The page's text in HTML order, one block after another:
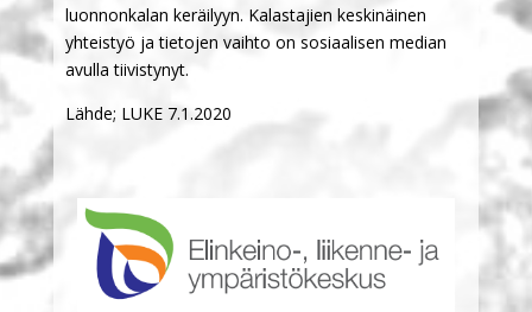
luonnonkalan keräilyyn. Kalastajien keskinäinen
yhteistyö ja tietojen vaihto on sosiaalisen median
avulla tiivistynyt.
Lähde; LUKE 7.1.2020